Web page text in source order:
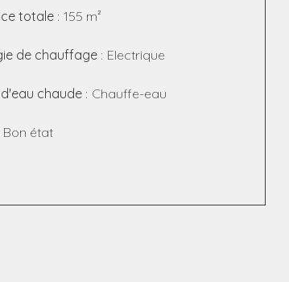
totale 155 m²
de chauffage Electrique
chaude Chauffe-eau
Bon état